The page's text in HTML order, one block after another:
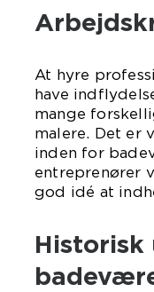
At hyre
have
mange
malere. Det er
inden for
entreprenører
god idé at